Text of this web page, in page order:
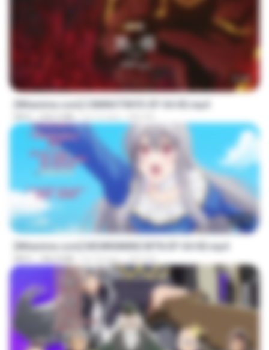
23:40
[Witanime.com] CIIMNOTINYD EP 04 HD.mp4
MP4 240.5 MB há 10 dias
[Witanime.com] MSWKMMNCWTN EP 04 HD.mp4
186.8 MB há 18 dias SEIJOS